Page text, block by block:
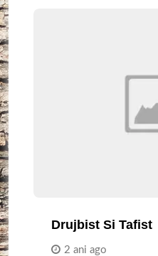
Drujbist Si Tafist
2 ani ago